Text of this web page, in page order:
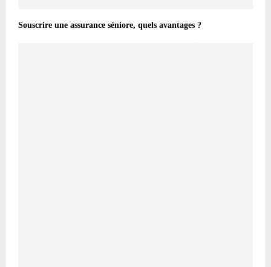
Souscrire une assurance séniore, quels avantages ?